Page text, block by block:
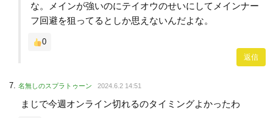
な。メインが強いのにテイオウのせいにしてメインナー
フ回避を狙ってるとしか思えないんだよな。
0
返信
名無しのスプラトゥーン 2024.6.2 14:51
まじで今週オンライン切れるのタイミングよかったわ